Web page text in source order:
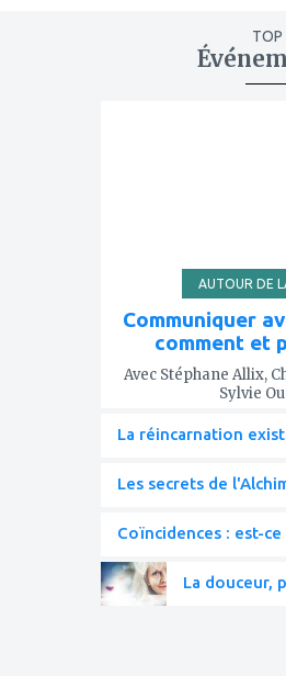
TOP
AUTOUR DE
Communiquer
comment et
Avec Stéphane Allix,
Sylvie
La réincarnation
Les secrets de
Coïncidences : est-ce
La douceur,